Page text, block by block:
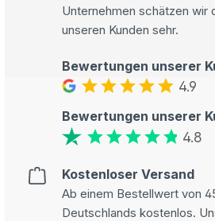
Unternehmen schätzen wir
unseren Kunden sehr.
Bewertungen unserer
4.9
Bewertungen unserer
4.8
Kostenloser Versand
Ab einem Bestellwert von
Deutschlands kostenlos.